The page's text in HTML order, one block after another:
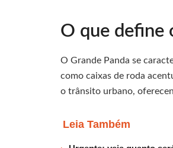
O que define
O Grande Panda se
como caixas de roda
o trânsito urbano,
Leia Também